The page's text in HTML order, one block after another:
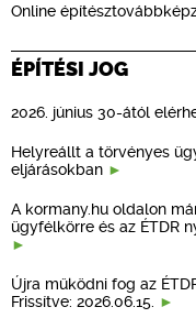
Online
ÉPÍTÉSI JOG
2026. június 30-ától
Helyreállt a törvényes
eljárásokban
A kormany.hu oldalon
ügyfélkörre és az ÉTDR
Újra működni fog az
Frissítve: 2026.06.15.